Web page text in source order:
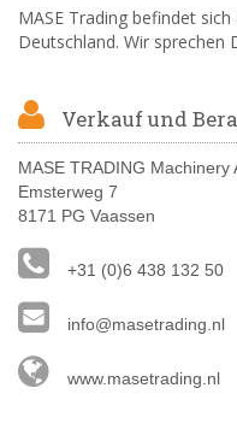
MASE Trading befindet
Deutschland. Wir sprechen
Verkauf und
MASE TRADING Machinery
Emsterweg 7
8171 PG Vaassen
+31 (0)6 438 132 50
info@masetrading.nl
www.masetrading.nl